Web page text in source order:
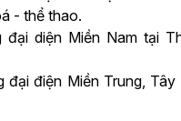
- thể thao.
đại diện Miền Nam tại
đại điện Miền Trung,